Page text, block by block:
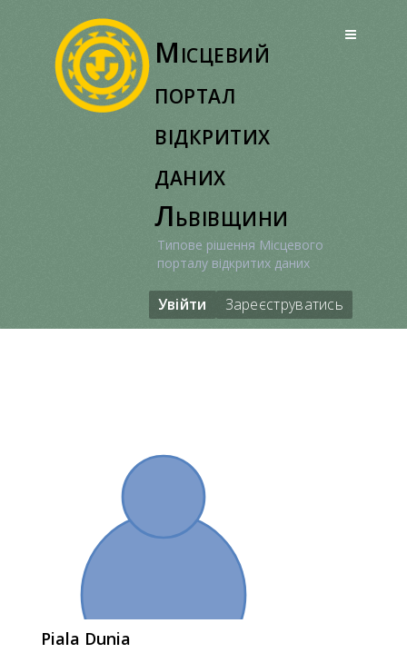
Місцевий
портал
відкритих
даних
Львівщини
Типове рішення Місцевого
порталу відкритих даних
Увійти Зареєструватись
Piala Dunia